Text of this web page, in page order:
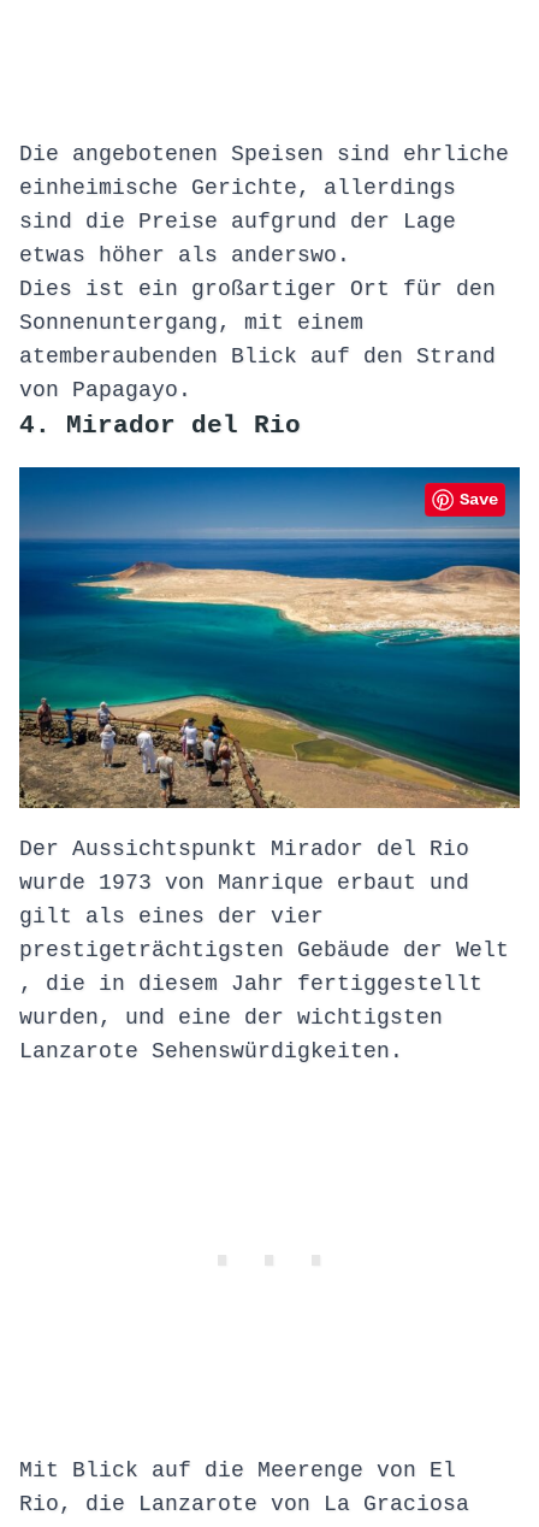
Die angebotenen Speisen sind ehrliche
einheimische Gerichte, allerdings
sind die Preise aufgrund der Lage
etwas höher als anderswo.
Dies ist ein großartiger Ort für den
Sonnenuntergang, mit einem
atemberaubenden Blick auf den Strand
von Papagayo.
4. Mirador del Rio
Save
Der Aussichtspunkt Mirador del Rio
wurde 1973 von Manrique erbaut und
gilt als eines der vier
prestigeträchtigsten Gebäude der Welt
, die in diesem Jahr fertiggestellt
wurden, und eine der wichtigsten
Lanzarote Sehenswürdigkeiten.
Mit Blick auf die Meerenge von El
Rio, die Lanzarote von La Graciosa